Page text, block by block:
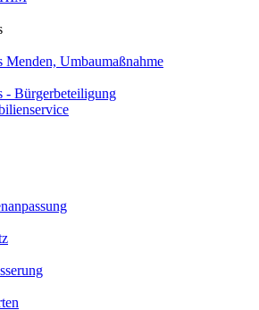
Menden, Umbaumaßnahme
- Bürgerbeteiligung